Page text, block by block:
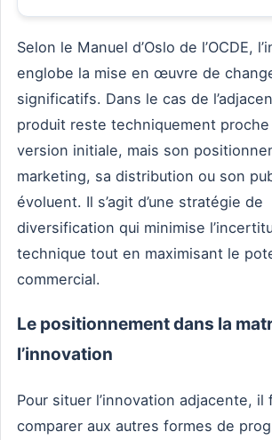
Selon le Manuel d’Oslo de l’OCDE,
englobe la mise en œuvre de
significatifs. Dans le cas de
produit reste techniquement proche
version initiale, mais son
marketing, sa distribution ou son
évoluent. Il s’agit d’une stratégie de
diversification qui minimise
technique tout en maximisant le
commercial.
Le positionnement dans la
l’innovation
Pour situer l’innovation adjacente, il
comparer aux autres formes de